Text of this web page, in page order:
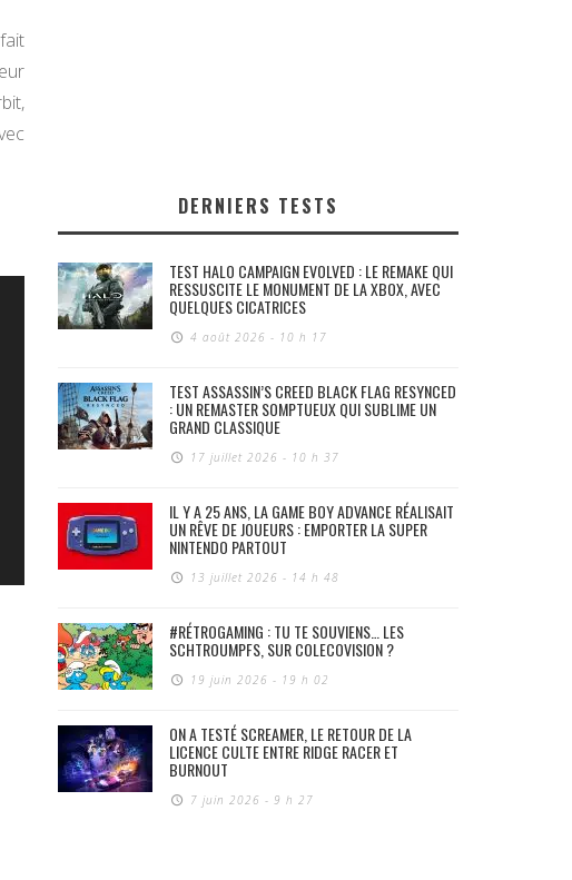
DERNIERS TESTS
TEST HALO CAMPAIGN EVOLVED : LE REMAKE QUI
RESSUSCITE LE MONUMENT DE LA XBOX, AVEC
QUELQUES CICATRICES
4 août 2026 - 10 h 17
TEST ASSASSIN’S CREED BLACK FLAG RESYNCED
: UN REMASTER SOMPTUEUX QUI SUBLIME UN
GRAND CLASSIQUE
17 juillet 2026 - 10 h 37
IL Y A 25 ANS, LA GAME BOY ADVANCE RÉALISAIT
UN RÊVE DE JOUEURS : EMPORTER LA SUPER
NINTENDO PARTOUT
13 juillet 2026 - 14 h 48
#RÉTROGAMING : TU TE SOUVIENS… LES
SCHTROUMPFS, SUR COLECOVISION ?
19 juin 2026 - 19 h 02
ON A TESTÉ SCREAMER, LE RETOUR DE LA
LICENCE CULTE ENTRE RIDGE RACER ET
BURNOUT
7 juin 2026 - 9 h 27